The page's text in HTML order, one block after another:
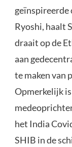
geïnspireerde
Ryoshi, haalt
draait op de
aan
te maken van
Opmerkelijk
het India
SHIB in de